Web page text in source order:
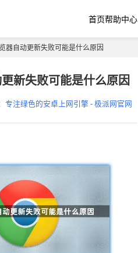
首页帮助中心
器自动更新失败可能是什么原因
新失败可能是什么原因
专注绿色的安卓上网引擎 - 极派网官网